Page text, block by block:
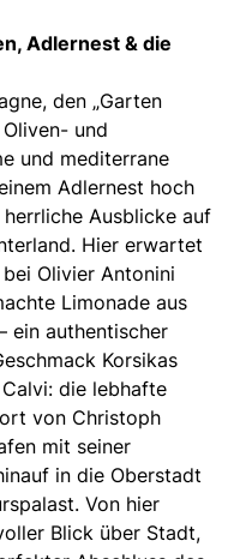
Adlernest & die
den „Garten
und
und mediterrane
Adlernest hoch
Ausblicke auf
Hier erwartet
Olivier Antonini
Limonade aus
ein authentischer
Korsikas
die lebhafte
von Christoph
mit seiner
in die Oberstadt
Von hier
Blick über Stadt,